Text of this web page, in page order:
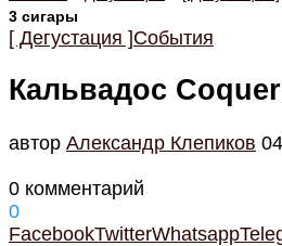
3 сигары
[ Дегустация ]События
Кальвадос
автор Александр Клепиков
0 комментарий
0
FacebookTwitterWhatsapp